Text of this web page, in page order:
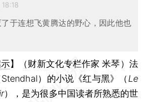
于连想飞黄腾达的野心，因此他也
】（财新文化专栏作家 米琴） 法
）的小说《红与黑》（ Le
），是为很多中国读者所熟悉的世